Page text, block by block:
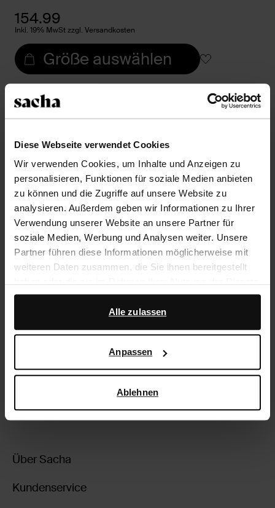
Diese Webseite verwendet Cookies
Wir verwenden Cookies, um Inhalte und Anzeigen zu
personalisieren, Funktionen für soziale Medien anbieten
zu können und die Zugriffe auf unsere Website zu
analysieren. Außerdem geben wir Informationen zu Ihrer
Verwendung unserer Website an unsere Partner für
soziale Medien, Werbung und Analysen weiter. Unsere
Partner führen diese Informationen möglicherweise mit
weiteren Daten zusammen, die Sie ihnen bereitgestellt
gesammelt haben.
Darüber hinaus arbeiten wir mit Google zu Werbe- und
darüber, wie Google Ihre personenbezogenen Daten
verwendet, finden Sie auf derSeite zur geschäftlichen
Alle zulassen
Anpassen
Ablehnen
154.99
Inkl. 19% MwSt zzgl. Versandkosten
Größe auswählen
Trusted Shop-Gütesiegel
Produktbeschreibung
Diese dunkelbraunen Absatz-Stiefeletten mit stylishem
Kuhfellmuster der Marke Sacha haben einen 6 cm
hohen Absatz, eine Schafthöhe von 16 cm und einen
Schaftumfang von 26 cm. Die Kappe der Boots läuft
spitz zu. Der Schaft ist auf der Innenseite mit einem
praktischen Reißverschluss versehen. Als
Schuhpflege empfehlen wir das Pure Protect-Spray.
Produktdetails
Lieferung & Rücksendung
Über Sacha
Kundenservice